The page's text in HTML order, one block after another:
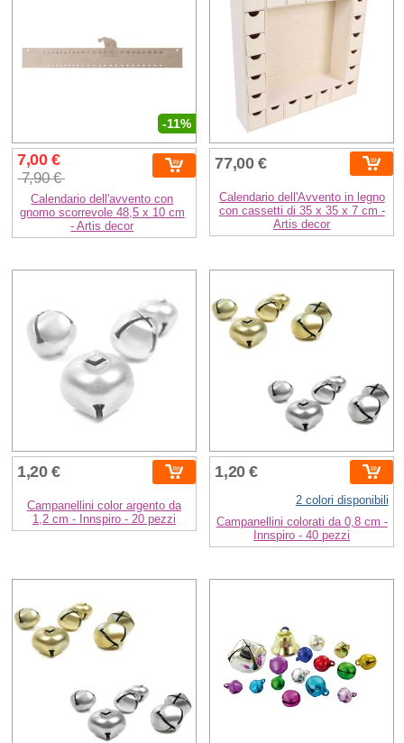
-11%
7,00 €
7,90 €
Calendario dell'avvento con
gnomo scorrevole 48,5 x 10 cm
- Artis decor
77,00 €
Calendario dell'Avvento in legno
con cassetti di 35 x 35 x 7 cm -
Artis decor
1,20 €
Campanellini color argento da
1,2 cm - Innspiro - 20 pezzi
1,20 €
2 colori disponibili
Campanellini colorati da 0,8 cm -
Innspiro - 40 pezzi